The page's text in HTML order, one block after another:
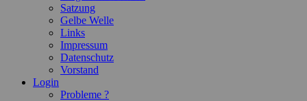
Satzung
Gelbe Welle
Links
Impressum
Datenschutz
Vorstand
Login
Probleme ?